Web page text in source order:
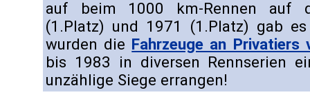
auf beim 1000 km-Rennen auf
(1.Platz) und 1971 (1.Platz) gab
wurden die Fahrzeuge an Privatiers
bis 1983 in diversen Rennserien
unzählige Siege errangen!